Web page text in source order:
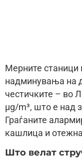
Мерните
надминувања на
честичките – во
µg/m³, што е над
Граѓаните
кашлица и
Што велат